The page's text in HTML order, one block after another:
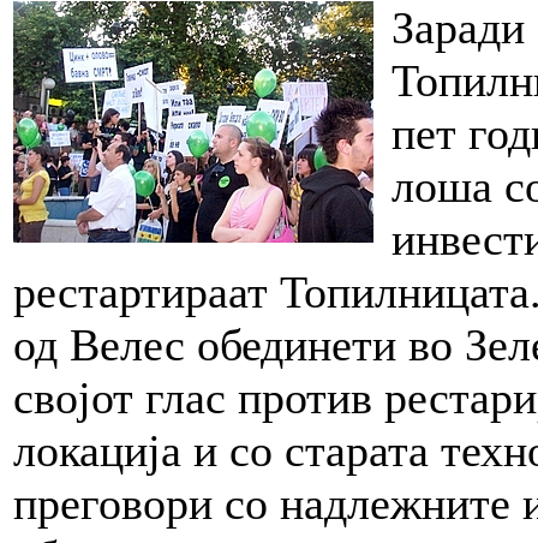
пет
лоша
рестартираат
од Велес обединети во
својот глас против
локација и со старата
преговори со надлежните